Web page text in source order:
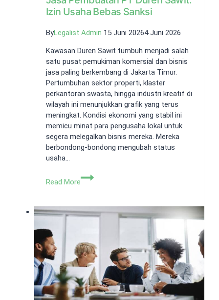
Izin Usaha Bebas Sanksi
ByLegalist Admin 15 Juni 20264 Juni 2026
Kawasan Duren Sawit tumbuh menjadi salah
satu pusat pemukiman komersial dan bisnis
jasa paling berkembang di Jakarta Timur.
Pertumbuhan sektor properti, klaster
perkantoran swasta, hingga industri kreatif di
wilayah ini menunjukkan grafik yang terus
meningkat. Kondisi ekonomi yang stabil ini
memicu minat para pengusaha lokal untuk
segera melegalkan bisnis mereka. Mereka
berbondong-bondong mengubah status
usaha…
Read More
Jasa
Duren
Sawit:
Bebas
Sanksi